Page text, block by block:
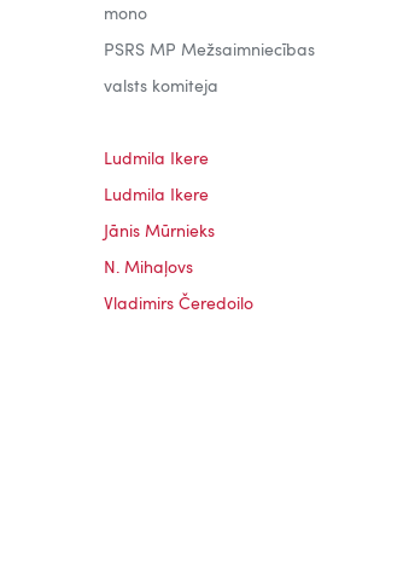
mono
PSRS MP Mežsaimniecības
valsts komiteja
Ludmila Ikere
Ludmila Ikere
Jānis Mūrnieks
N. Mihaļovs
Vladimirs Čeredoilo